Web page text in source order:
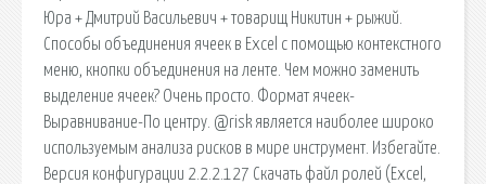
Юра + Дмитрий Васильевич + товарищ Никитин + рыжий.
Способы объединения ячеек в Excel с помощью контекстного
меню, кнопки объединения на ленте. Чем можно заменить
выделение ячеек? Очень просто. Формат ячеек-
Выравнивание-По центру. @risk является наиболее широко
используемым анализа рисков в мире инструмент. Избегайте.
Версия конфигурации 2.2.2.127 Скачать файл ролей (Excel,